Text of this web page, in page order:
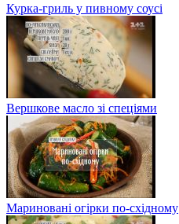
Курка-гриль у пивному соусі
Вершкове масло зі спеціями
Мариновані огірки по-східному